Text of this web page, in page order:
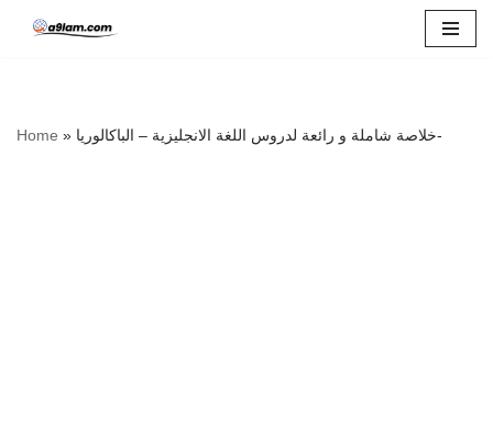
Home » خلاصة شاملة و رائعة لدروس اللغة الانجليزية – الباكالوريا-